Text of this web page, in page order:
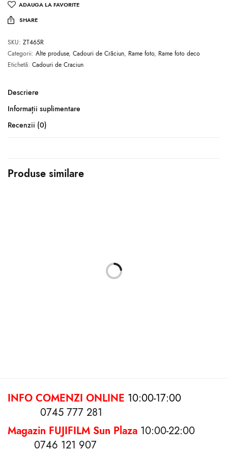
ADAUGA LA FAVORITE
SHARE
SKU: ZT465R
Categorii: Alte produse, Cadouri de Crăciun, Rame foto, Rame foto deco
Etichetă: Cadouri de Craciun
Descriere
Informații suplimentare
Recenzii (0)
Produse similare
INFO COMENZI ONLINE 10:00-17:00
0745 777 281
Magazin FUJIFILM Sun Plaza 10:00-22:00
0746 121 907